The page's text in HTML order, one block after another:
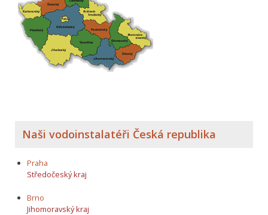
Naši vodoinstalatéři Česká republika
Praha
Středočeský kraj
Brno
Jihomoravský kraj